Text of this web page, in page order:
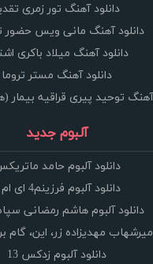
دانلود آهنگ تور زمری
دانلود آهنگ مانی ویس حضور
دانلود آهنگ میلاد باکری
دانلود آهنگ مستر تروما
آهنگ توحید پیری قراقیه
آلبوم جدید
دانلود آلبوم حامد
دانلود آلبوم فرزینم4 ای ام 4
دانلود آلبوم هاشم رمضانی
امیرشهاب مهدیزاده زر، این،
دانلود آلبوم زدکس 13